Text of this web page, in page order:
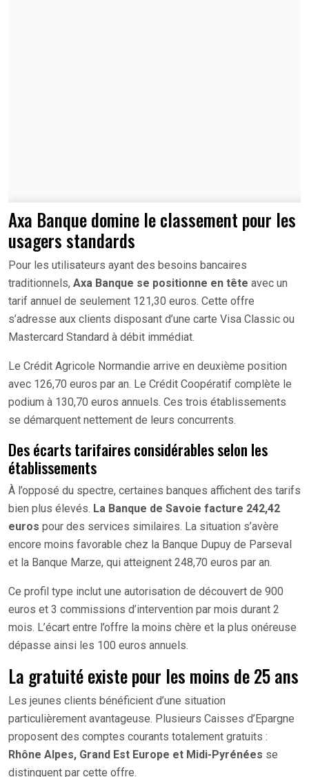
Axa Banque domine le classement pour les
usagers standards
Pour les utilisateurs ayant des besoins bancaires
traditionnels, Axa Banque se positionne en tête avec un
tarif annuel de seulement 121,30 euros. Cette offre
s’adresse aux clients disposant d’une carte Visa Classic ou
Mastercard Standard à débit immédiat.
Le Crédit Agricole Normandie arrive en deuxième position
avec 126,70 euros par an. Le Crédit Coopératif complète le
podium à 130,70 euros annuels. Ces trois établissements
se démarquent nettement de leurs concurrents.
Des écarts tarifaires considérables selon les
établissements
À l’opposé du spectre, certaines banques affichent des tarifs
bien plus élevés. La Banque de Savoie facture 242,42
euros pour des services similaires. La situation s’avère
encore moins favorable chez la Banque Dupuy de Parseval
et la Banque Marze, qui atteignent 248,70 euros par an.
Ce profil type inclut une autorisation de découvert de 900
euros et 3 commissions d’intervention par mois durant 2
mois. L’écart entre l’offre la moins chère et la plus onéreuse
dépasse ainsi les 100 euros annuels.
La gratuité existe pour les moins de 25 ans
Les jeunes clients bénéficient d’une situation
particulièrement avantageuse. Plusieurs Caisses d’Epargne
proposent des comptes courants totalement gratuits :
Rhône Alpes, Grand Est Europe et Midi-Pyrénées se
distinguent par cette offre.